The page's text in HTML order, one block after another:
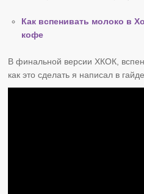
Как вспенивать молоко в
кофе
В финальной версии ХКОК,
как это сделать я написал в